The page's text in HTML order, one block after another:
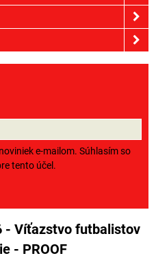
e-mailom. Súhlasím so
tento účel.
- Víťazstvo futbalistov
- PROOF